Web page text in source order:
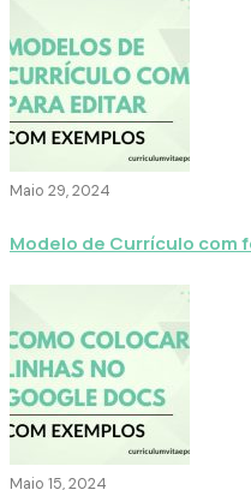
Maio 29, 2024
Modelo de Currículo com
Maio 15, 2024